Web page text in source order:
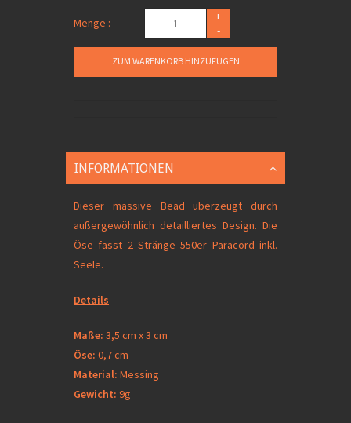
Menge :
+
-
ZUM WARENKORB HINZUFÜGEN
INFORMATIONEN
Dieser massive Bead überzeugt durch
außergewöhnlich detailliertes Design. Die
Öse fasst 2 Stränge 550er Paracord inkl.
Seele.
Details
Maße: 3,5 cm x 3 cm
Öse: 0,7 cm
Material: Messing
Gewicht: 9g